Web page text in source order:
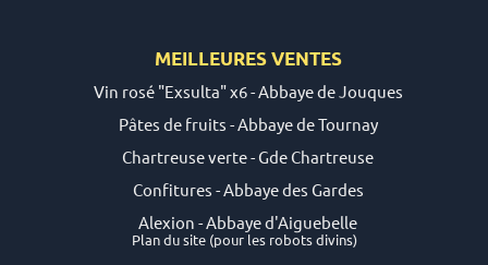
MEILLEURES VENTES
Vin rosé "Exsulta" x6 - Abbaye de Jouques
Pâtes de fruits - Abbaye de Tournay
Chartreuse verte - Gde Chartreuse
Confitures - Abbaye des Gardes
Alexion - Abbaye d'Aiguebelle
Plan du site(pour les robots divins)